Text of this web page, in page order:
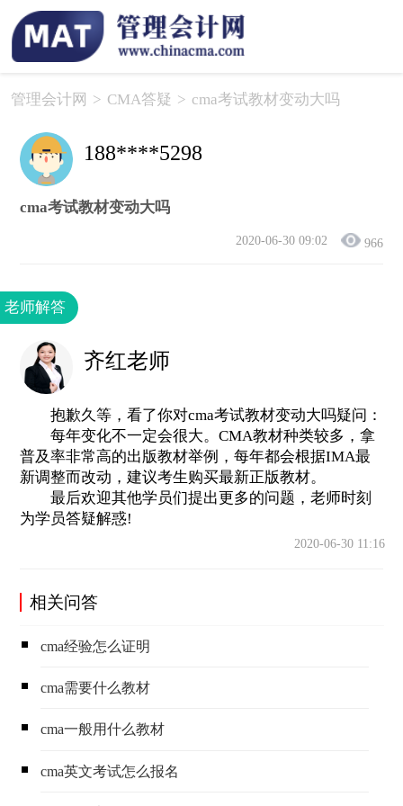
管理会计网 > CMA答疑 > cma考试教材变动大吗
188****5298
cma考试教材变动大吗
2020-06-30 09:02 966
老师解答
齐红老师
抱歉久等，看了你对cma考试教材变动大吗疑问：
每年变化不一定会很大。CMA教材种类较多，拿
普及率非常高的出版教材举例，每年都会根据IMA最
新调整而改动，建议考生购买最新正版教材。
最后欢迎其他学员们提出更多的问题，老师时刻
为学员答疑解惑!
2020-06-30 11:16
相关问答
cma经验怎么证明
cma需要什么教材
cma一般用什么教材
cma英文考试怎么报名